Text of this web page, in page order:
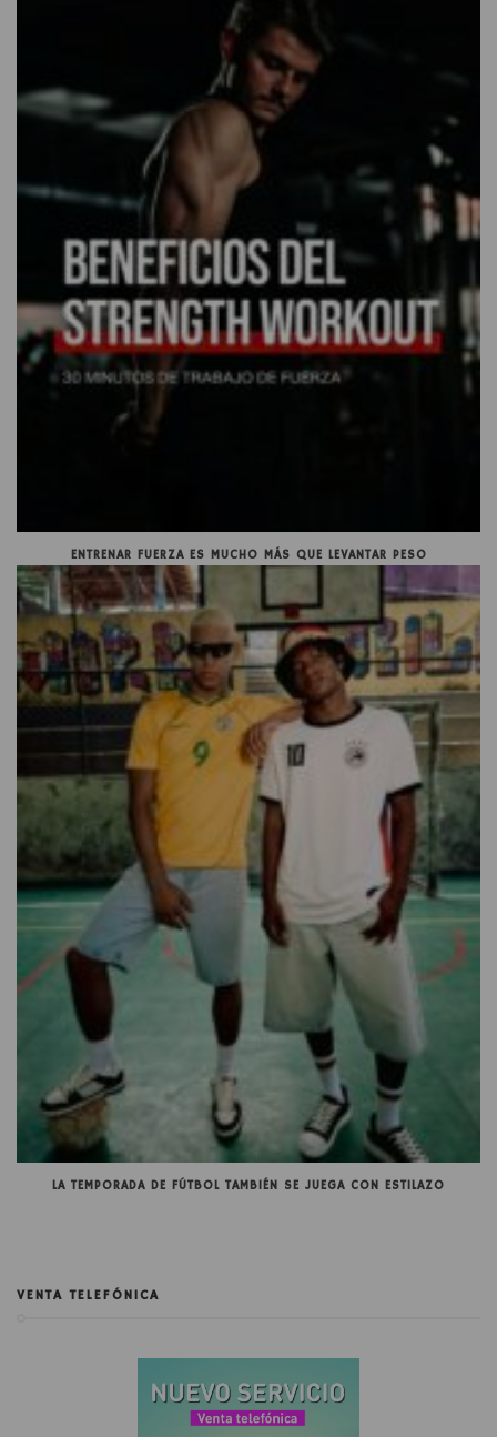
ENTRENAR FUERZA ES MUCHO MÁS QUE LEVANTAR PESO
LA TEMPORADA DE FÚTBOL TAMBIÉN SE JUEGA CON ESTILAZO
VENTA TELEFÓNICA